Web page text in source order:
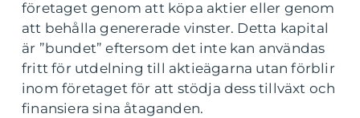
företaget genom att köpa aktier eller genom
att behålla genererade vinster. Detta kapital
är ”bundet” eftersom det inte kan användas
fritt för utdelning till aktieägarna utan förblir
inom företaget för att stödja dess tillväxt och
finansiera sina åtaganden.